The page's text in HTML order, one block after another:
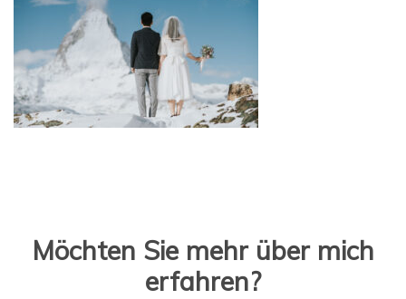
Möchten Sie mehr über mich
erfahren?